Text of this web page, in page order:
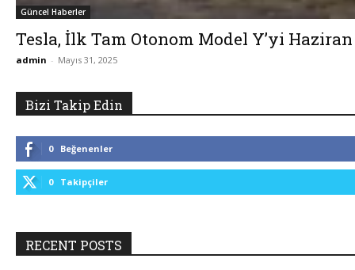
Güncel Haberler
Tesla, İlk Tam Otonom Model Y’yi
admin - Mayıs 31, 2025
Bizi Takip Edin
0 Beğenenler
0 Takipçiler
RECENT POSTS